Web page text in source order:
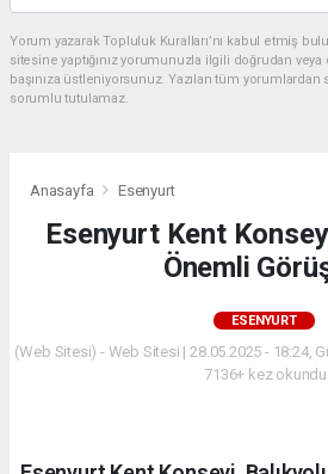
Yorum yazarak Topluluk Kuralları’nı kabul etmiş
sitesine yaptığınız yorumunuzla ilgili doğrudan
başınıza üstleniyorsunuz. Yazılan tüm
sorumlu tutulamaz.
Anasayfa Esenyurt
Esenyurt Kent
Önemli
ESENYURT
(Web Sitesi) - Web Sitesi | 28.05.2025 - 18:24,
7136+ kez okundu.